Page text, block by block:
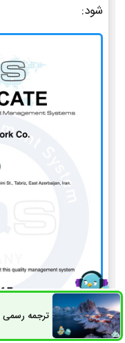
شود:
ترجمه رسمیراه های ارتباطی